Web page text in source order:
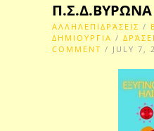
Π.Σ.Δ.ΒΥΡΩΝΑ
ΑΛΛΗΛΕΠΙΔΡΆΣΕΙΣ /
ΔΗΜΙΟΥΡΓΙΑ /
COMMENT / JULY 7,